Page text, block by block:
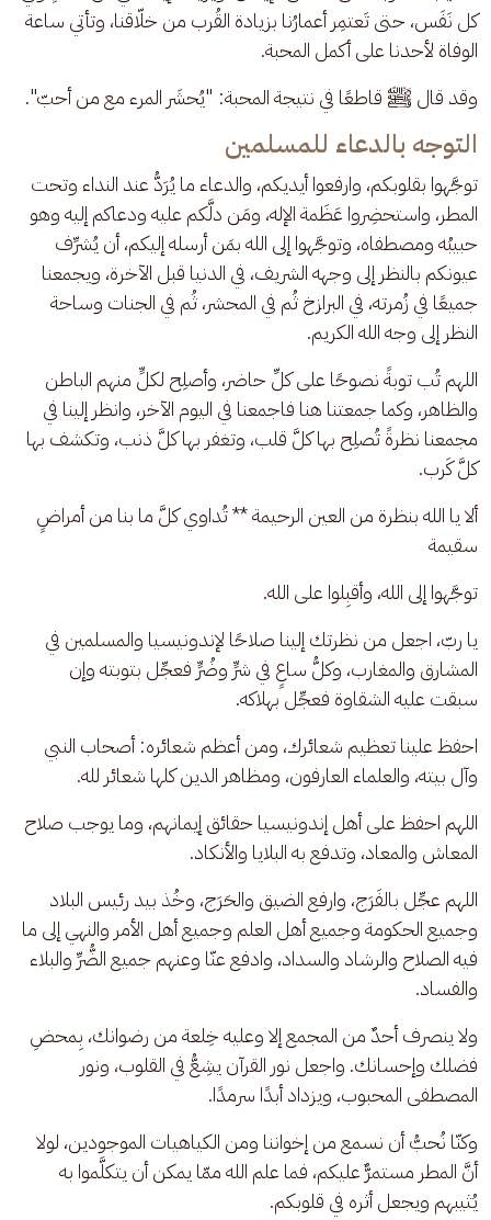
كل نَفَس، حتى تَعتمِر أعمارُنا بزيادة القُرب من خلّاقنا، وتأتي ساعة
الوفاة لأحدنا على أكمل المحبة.
وقد قال ﷺ قاطعًا في نتيجة المحبة: "يُحشَر المرء مع من أحبّ".
التوجه بالدعاء للمسلمين
توجَّهوا بقلوبكم، وارفعوا أيديكم، والدعاء ما يُرَدُّ عند النداء وتحت
المطر، واستحضِروا عَظَمة الإله، ومَن دلَّكم عليه ودعاكم إليه وهو
حبيبُه ومصطفاه، وتوجَّهوا إلى الله بمَن أرسله إليكم، أن يُشرِّف
عيونكم بالنظر إلى وجهه الشريف، في الدنيا قبل الآخرة، ويجمعنا
جميعًا في زُمرته، في البرازخ ثُم في المحشر، ثُم في الجنات وساحة
النظر إلى وجه الله الكريم.
اللهم تُب توبةً نصوحًا على كلِّ حاضر، وأصلِح لكلٍّ منهم الباطن
والظاهر، وكما جمعتنا هنا فاجمعنا في اليوم الآخر، وانظر إلينا في
مجمعنا نظرةً تُصلِح بها كلَّ قلب، وتغفر بها كلَّ ذنب، وتكشف بها
كلَّ كَرب.
ألا يا الله بنظرة من العين الرحيمة ** تُداوي كلَّ ما بنا من أمراضٍ
سقيمة
توجَّهوا إلى الله، وأقبِلوا على الله.
يا ربّ، اجعل من نظرتك إلينا صلاحًا لإندونيسيا والمسلمين في
المشارق والمغارب، وكلُّ ساعٍ في شرٍّ وضُرٍّ فعجِّل بتوبته وإن
سبقت عليه الشقاوة فعجِّل بهلاكه.
احفظ علينا تعظيم شعائرك، ومن أعظم شعائره: أصحاب النبي
وآل بيته، والعلماء العارفون، ومظاهر الدين كلها شعائر لله.
اللهم احفظ على أهل إندونيسيا حقائق إيمانهم، وما يوجب صلاح
المعاش والمعاد، وتدفع به البلايا والأنكاد.
اللهم عجِّل بالفَرَج، وارفع الضيق والحَرَج، وخُذ بيد رئيس البلاد
وجميع الحكومة وجميع أهل العلم وجميع أهل الأمر والنهي إلى ما
فيه الصلاح والرشاد والسداد، وادفع عنّا وعنهم جميع الضُّرِّ والبلاء
والفساد.
ولا ينصرف أحدٌ من المجمع إلا وعليه خِلعة من رضوانك، بِمحضِ
فضلك وإحسانك. واجعل نور القرآن يشِعُّ في القلوب، ونور
المصطفى المحبوب، ويزداد أبدًا سرمدًا.
وكنّا نُحبُّ أن نسمع من إخواننا ومن الكياهيات الموجودين، لولا
أنَّ المطر مستمرٌّ عليكم، فما علم الله ممّا يمكن أن يتكلَّموا به
يُثيبهم ويجعل أثره في قلوبكم.